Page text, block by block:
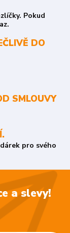
Pokud
DO
SMLOUVY
pro svého
a slevy!